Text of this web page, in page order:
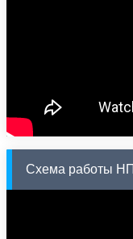
Схема работы